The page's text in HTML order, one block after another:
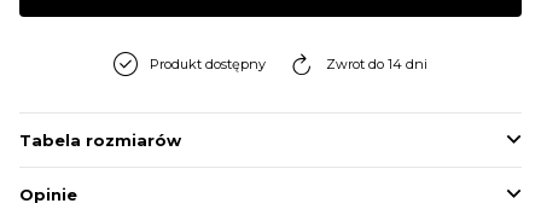
BIELIZNA
Produkt dostępny Zwrot do 14 dni
Tabela rozmiarów
Opinie